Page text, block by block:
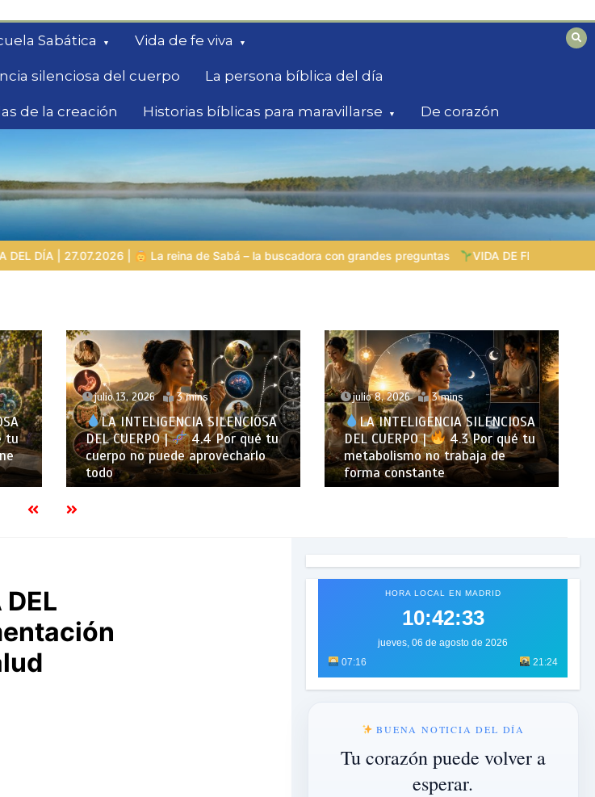
Sabática Vida de fe viva
silenciosa del cuerpo La persona bíblica del día
de la creación Historias bíblicas para maravillarse De corazón
– la buscadora con grandes preguntas VIDA DE FE VIVA | Lección 5: «Todo para la gloria de
tu
julio 8, 2026 3 mins
LA INTELIGENCIA SILENCIOSA
DEL CUERPO |
4.3 Por qué tu
metabolismo no trabaja de
forma constante
julio 27, 2026 3 mins
LA INTELIGENCIA SILENCIOSA
DEL CUERPO |
5.1 Por qué la
confianza logra más que el
control
HORA LOCAL EN MADRID
10:42:35
jueves, 06 de agosto de 2026
07:16
21:24
BUENA NOTICIA DEL DÍA
Tu corazón puede volver a
esperar.